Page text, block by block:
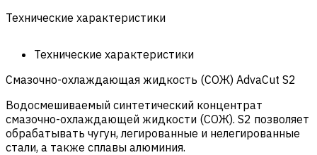
Технические характеристики
Технические характеристики
Смазочно-охлаждающая жидкость (СОЖ) AdvaСut S2
Водосмешиваемый синтетический концентрат
смазочно-охлаждающей жидкости (СОЖ). S2 позволяет
обрабатывать чугун, легированные и нелегированные
стали, а также сплавы алюминия.